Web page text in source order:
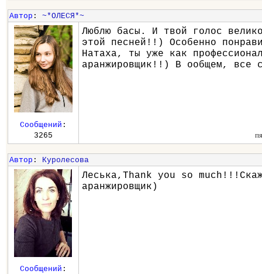
Автор : ~*ОЛЕСЯ*~
Люблю басы. И твой голос
этой песней!!) Особенно
Натаха, ты уже как
аранжировщик!!) В ообщем, все
Сообщений :
3265
Автор : Куролесова
Леська,Thank you so
аранжировщик)
Сообщений :